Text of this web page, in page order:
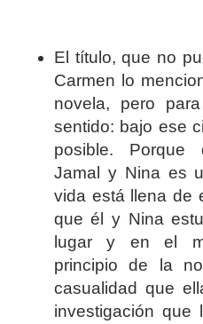
El título, que no
Carmen lo
novela, pero
sentido: bajo ese
posible. Porque
Jamal y Nina es
vida está llena de
que él y Nina
lugar y en el
principio de la
casualidad que
investigación que